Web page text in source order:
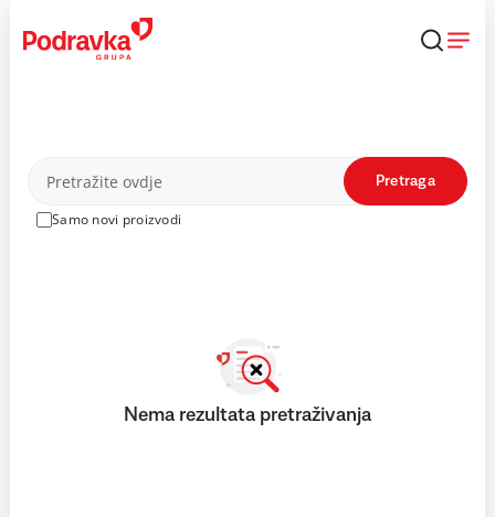
content
Proizvodi
Samo novi proizvodi
Pretraga
Nema rezultata pretraživanja